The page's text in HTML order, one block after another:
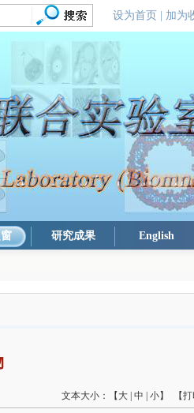
设为首页 加为
研究成果 English
文本大小：【 大 |中 |小】 【打